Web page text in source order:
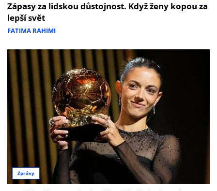
Zápasy za lidskou důstojnost. Když ženy kopou za
lepší svět
FATIMA RAHIMI
Zprávy